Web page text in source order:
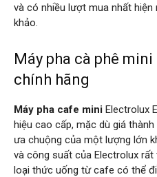
và có nhiều lượt mua nhất
khảo.
Máy pha cà phê
chính hãng
Máy pha cafe mini Electrolux
hiệu cao cấp, mặc dù giá
ưa chuộng của một lượng lớn
và công suất của Electrolux
loại thức uống từ cafe có thể